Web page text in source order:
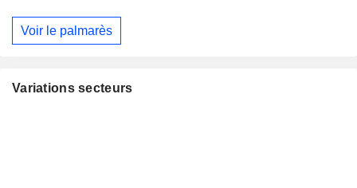
Voir le palmarès
Variations secteurs